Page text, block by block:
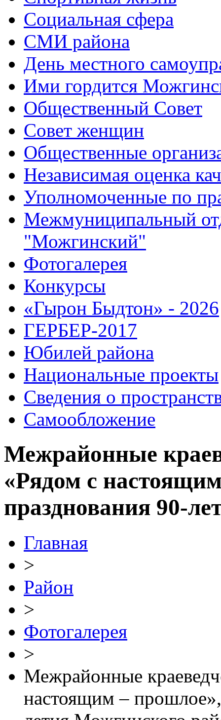
Социальная сфера
СМИ района
День местного
Ими гордится
Общественный Совет
Совет женщин
Общественные
Независимая оценка
Уполномоченные по
Межмуниципальный
"Можгинский"
Фотогалерея
Конкурсы
«Гырон Быдтон» - 2026
ГЕРБЕР-2017
Юбилей района
Национальные проекты
Сведения о
Самообложение
Межрайонные
«Рядом с
празднования 90-
Главная
>
Район
>
Фотогалерея
>
Межрайонные
настоящим –